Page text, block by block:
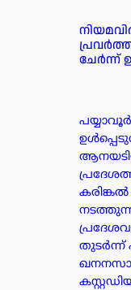
ചേർന്ന്
തുടർന്ന്